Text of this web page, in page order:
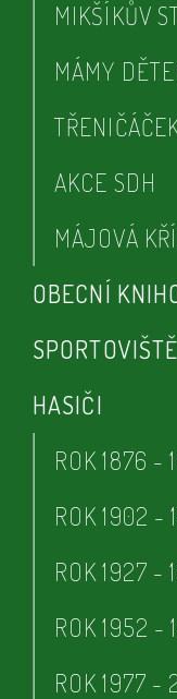
MIKŠÍKŮV
MÁMY
AKCE SDH
MÁJOVÁ
OBECNÍ
HASIČI
ROK 1876 -
ROK 1902 -
ROK 1927 -
ROK 1952 -
ROK 1977 -